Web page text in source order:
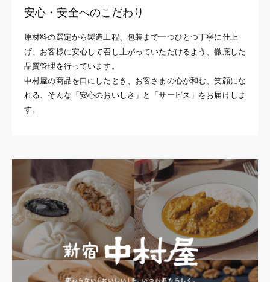
安心・安全へのこだわり
原材料の選定から製造工程、包装まで一つひとつ丁寧に仕上
げ、お客様に安心して召し上がっていただけるよう、徹底した
品質管理を行っています。
中村屋の商品を口にしたとき、お客さまの心が和む、笑顔にな
れる、そんな「安心のおいしさ」と「サービス」をお届けしま
す。